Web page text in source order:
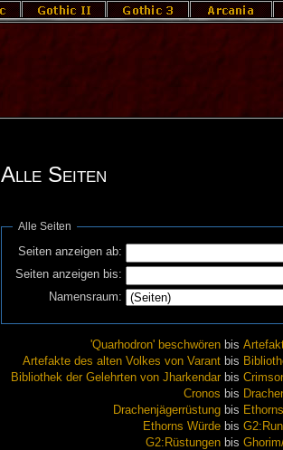
Alle Seiten
Alle Seiten
Seiten anzeigen ab:
Seiten anzeigen bis:
Namensraum:
'Quarhodron' beschwören bis
Artefakte des alten Volkes von Varant bis
Bibliothek der Gelehrten von Jharkendar bis
Cronos bis
Drachenjägerrüstung bis
Ethorns Würde bis
G2:Rüstungen bis